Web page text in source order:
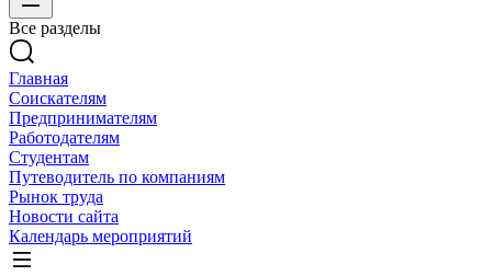
Все разделы
Главная
Соискателям
Предпринимателям
Работодателям
Студентам
Путеводитель по компаниям
Рынок труда
Новости сайта
Календарь мероприятий